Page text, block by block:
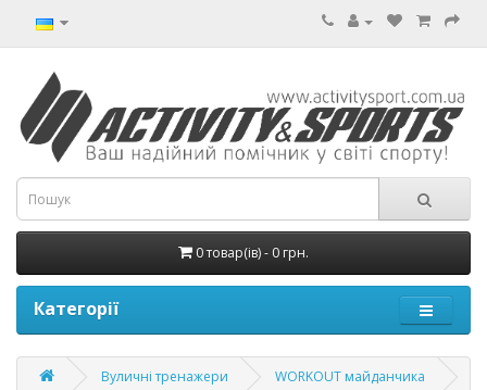
0 товар(ів) - 0 грн.
Категорії
Вуличні тренажери WORKOUT майданчика